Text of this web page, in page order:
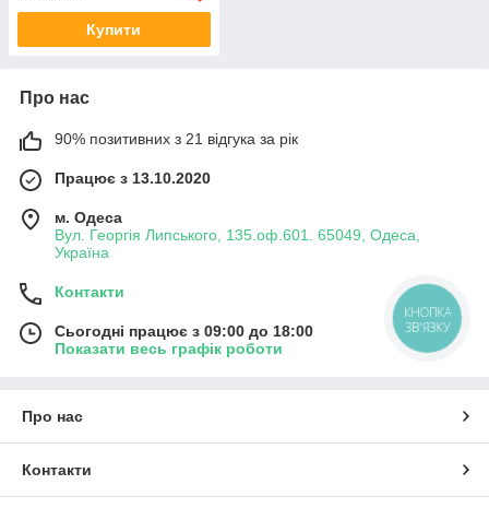
Купити
Про нас
90% позитивних з 21 відгука за рік
Працює з 13.10.2020
м. Одеса
Вул. Георгія Липського, 135.оф.601. 65049, Одеса,
Україна
Контакти
Сьогодні працює з 09:00 до 18:00
Показати весь графік роботи
Про нас
Контакти
КНОПКА
ЗВ'ЯЗКУ